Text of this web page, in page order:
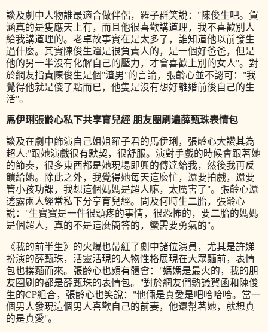
談及劇中人物誰最適合做伴侶，羅子群笑說："陳俊生吧。賀
涵真的是隻應天上有，而且他很喜歡講道理，我不喜歡別人
給我講道理的。老卓故事實在是太多了，誰知道他以前發生
過什麼。其實陳俊生還是很負責人的，是一個好爸爸，但是
他的另一半沒有化解自己的壓力，才會喜歡上別的女人"。對
於網友指責陳俊生是個"渣男"的言論，張齡心並不認可："我
覺得他就是傻了點而已，他隻是沒有想好離婚前後自己的生
活"。
馬伊琍張齡心私下共享育兒經 朋友圈刷遍薛甄珠表情包
談及在劇中飾演自己姐姐羅子君的馬伊琍，張齡心大讚其為
超人:"跟她演戲很有默契，很舒服。演對手戲的時候會跟著她
的節奏，很多東西都是她現場即興的傳達給我，然後我再反
饋給她。除此之外，我覺得她每天這麼忙，還要拍戲，還要
管小孩功課，我想這個媽媽是超人嘛，太厲害了"。張齡心還
透露兩人經常私下分享育兒經。問及何時生二胎，張齡心
說："生寶寶是一件很頭疼的事情，很恐怖的，要二胎的媽媽
是個超人，真的不是這麼簡答的，蠻需要勇氣的"。
《我的前半生》的火爆也帶紅了劇中諸位演員，尤其是許娣
扮演的薛甄珠，活靈活現的人物性格展現在大眾麵前，表情
包也撲麵而來。張齡心也頗有體會："媽媽是最火的，我的朋
友圈刷的都是薛甄珠的表情包。"對於網友們熱議賀函和陳俊
生的CP組合，張齡心也笑說："他倆是真愛是吧哈哈哈。當一
個男人發現這個男人喜歡自己的前妻，他還幫著她，就想真
的是真愛"。